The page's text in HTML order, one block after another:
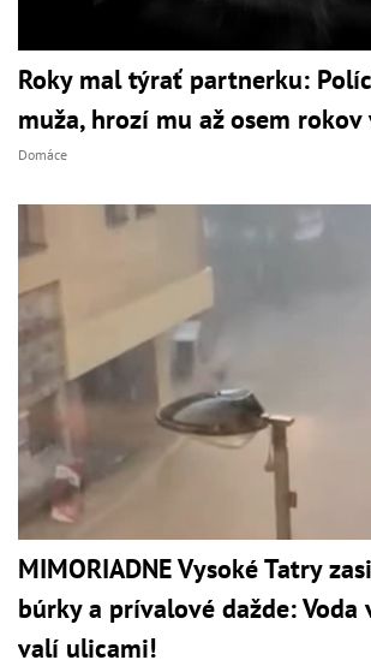
Roky mal týrať partnerku:
muža, hrozí mu až osem rokov
Domáce
MIMORIADNE Vysoké Tatry
búrky a prívalové dažde: Voda
valí ulicami!